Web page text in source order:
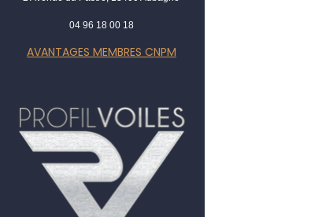
04 96 18 00 18
AVANTAGES MEMBRES CNPM